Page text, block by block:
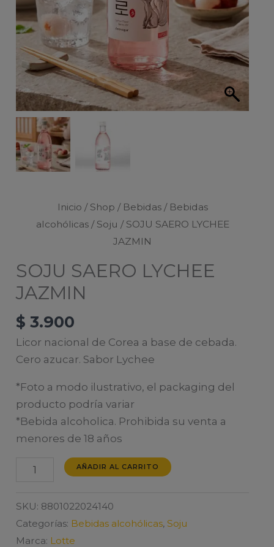
Inicio / Shop / Bebidas/ Bebidas
alcohólicas/ Soju / SOJU SAERO LYCHEE
JAZMIN
SOJU SAERO LYCHEE
JAZMIN
$ 3.900
Licor nacional de Corea a base de cebada.
Cero azucar. Sabor Lychee
*Foto a modo ilustrativo, el packaging del
producto podría variar
*Bebida alcoholica. Prohibida su venta a
menores de 18 años
SOJU
LYCHEE
JAZMIN
cantidad
AÑADIR AL CARRITO
SKU: 8801022024140
Categorías: Bebidas alcohólicas,Soju
Marca: Lotte